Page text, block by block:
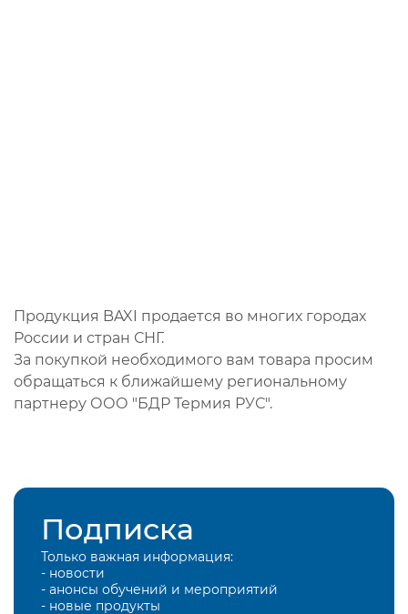
Продукция BAXI продается во многих городах
России и стран СНГ.
За покупкой необходимого вам товара просим
обращаться к ближайшему региональному
партнеру ООО "БДР Термия РУС".
Подписка
Только важная информация:
- новости
- анонсы обучений и мероприятий
- новые продукты